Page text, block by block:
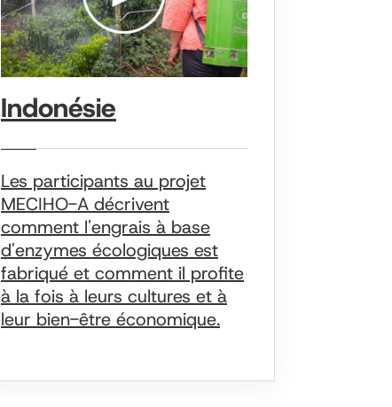
Indonésie
Les participants au projet
MECIHO-A décrivent
comment l'engrais à base
d'enzymes écologiques est
fabriqué et comment il profite
à la fois à leurs cultures et à
leur bien-être économique.